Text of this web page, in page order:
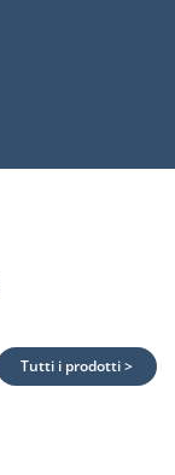
Tutti i prodotti >